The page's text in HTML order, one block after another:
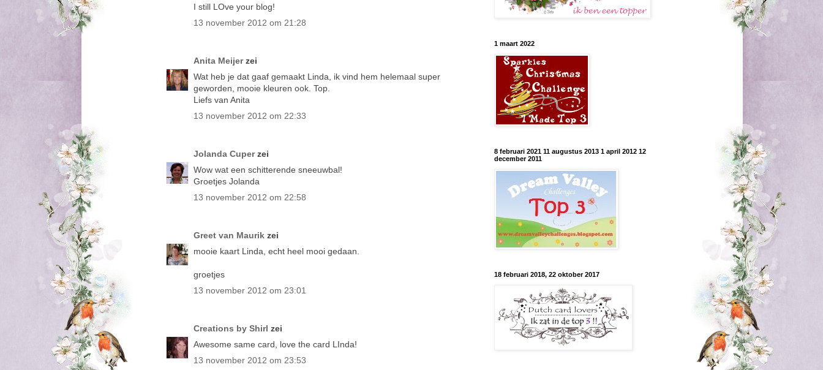
I still LOve your blog!
13 november 2012 om 21:28
Anita Meijerzei
Wat heb je dat gaaf gemaakt Linda, ik vind hem helemaal super
geworden, mooie kleuren ook. Top.
Liefs van Anita
13 november 2012 om 22:33
Jolanda Cuperzei
Wow wat een schitterende sneeuwbal!
Groetjes Jolanda
13 november 2012 om 22:58
Greet van Maurik zei
mooie kaart Linda, echt heel mooi gedaan.
groetjes
13 november 2012 om 23:01
Creations by Shirl zei
Awesome same card, love the card LInda!
13 november 2012 om 23:53
1 maart 2022
8 februari 2021 11 augustus 2013 1 april 2012 12
december 2011
18 februari 2018, 22 oktober 2017